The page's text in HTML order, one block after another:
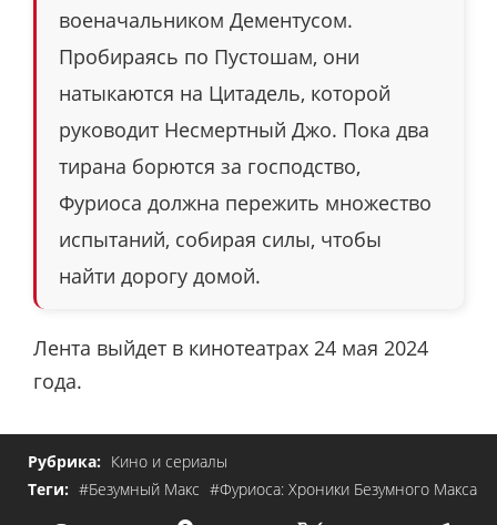
военачальником Дементусом.
Пробираясь по Пустошам, они
натыкаются на Цитадель, которой
руководит Несмертный Джо. Пока два
тирана борются за господство,
Фуриоса должна пережить множество
испытаний, собирая силы, чтобы
найти дорогу домой.
Лента выйдет в кинотеатрах 24 мая 2024
года.
Рубрика: Кино и сериалы
Теги: #Безумный Макс #Фуриоса: Хроники Безумного Макса